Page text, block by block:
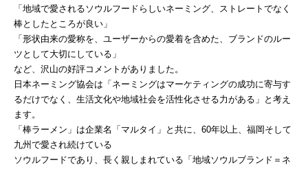
「地域で愛されるソウルフードらしいネーミング、ストレートでなく
棒としたところが良い」
「形状由来の愛称を、ユーザーからの愛着を含めた、ブランドのルー
ツとして大切にしている」
など、沢山の好評コメントがありました。
日本ネーミング協会は「ネーミングはマーケティングの成功に寄与す
るだけでなく、生活文化や地域社会を活性化させる力がある」と考え
ます。
「棒ラーメン」は企業名「マルタイ」と共に、60年以上、福岡そして
九州で愛され続けている
ソウルフードであり、長く親しまれている「地域ソウルブランド＝ネ